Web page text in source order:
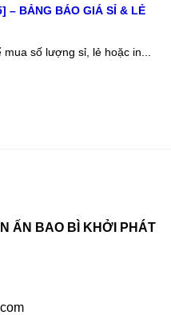
– BẢNG BÁO GIÁ SỈ & LẺ
mua số lượng sỉ, lẻ hoặc in...
ẤN BAO BÌ KHỞI PHÁT